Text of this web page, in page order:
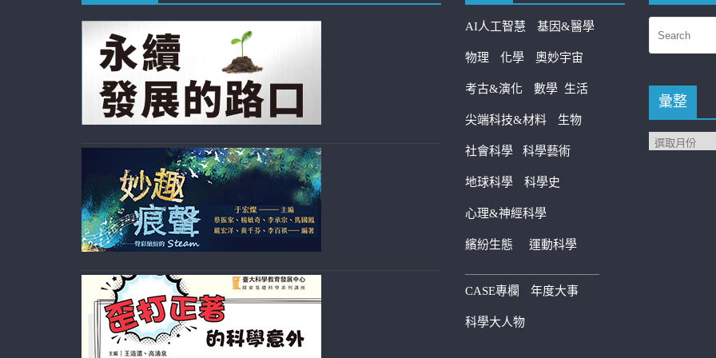
AI人工智慧 基因&醫學
物理 化學 奧妙宇宙
考古&演化 數學 生活
尖端科技&材料 生物
社會科學 科學藝術
地球科學 科學史
心理&神經科學
繽紛生態 運動科學
————————————
CASE專欄 年度大事
科學大人物
彙整